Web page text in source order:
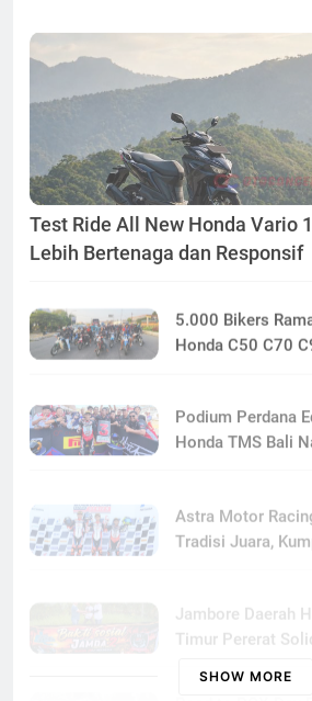
Test Ride All New Honda Vario
Lebih Bertenaga dan Responsif
Honda C50 C70
XXIII di
Astra Motor
Jambore Daerah
di Banyuwangi
Road to PCX Day
Menuju Bromo
SHOW MORE